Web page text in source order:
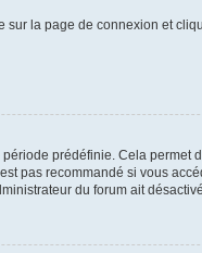
la page de connexion et
prédéfinie. Cela permet
pas recommandé si vous
du forum ait